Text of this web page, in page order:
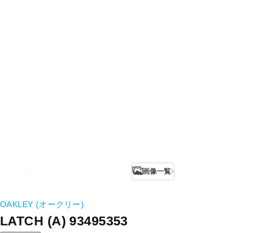
画像一覧
OAKLEY (オークリー)
LATCH (A) 93495353